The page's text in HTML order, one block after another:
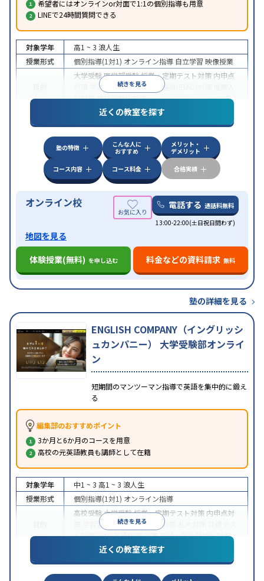
希望者にはオンラインor対面で1:1の個別指導も用意
LINEで24時間質問できる
続きを見る
対象学年 高1 ~ 3 浪人生
授業形式
個別指導(1対1) オンライン指導 自立学習 映像授業
大学受験医学部受験授業・定期テスト対策 内申点
学習習慣の定着 総合型選抜(旧AO)対策
試対策学校別特化対策
特徴
中高一貫校生に対応授業の振替可能
学習にPC・タブレットを利用オンライン対応1
科目から受講可能
近くの教室を探す
塾の特徴
こんな人に
おすすめ
メリット・
デメリット
コース内容
コース料金 合格実績
オンライン校 電話する 通話料無料
13:00-22:00(土日祝日問わず)
地図を見る
体験授業(無料) を申し込む 料金などの資料請求 無料
塾の詳細を見る
ENGLISH COMPANY（イングリッシ
ュカンパニー） 大学受験部オンライ
ン
短期間のマンツーマン指導で英語を集中的に鍛え
る
編集部のおすすめポイント
3か月と6か月のコースを用意
高校の元英語教員も講師として在籍
続きを見る
対象学年 中1 ~ 3 高1 ~ 3 浪人生
授業形式
個別指導(1対1) オンライン指導
高校受験大学受験授業・定期テスト対策 内申点対
学習習慣の定着国公立大対策
ト対策英検(英語検定)対策英語・英会話特化対策
特徴
中高一貫校生に対応授業の振替可能
学習にPC・タブレットを利用オンライン対応1
科目から受講可能
近くの教室を探す